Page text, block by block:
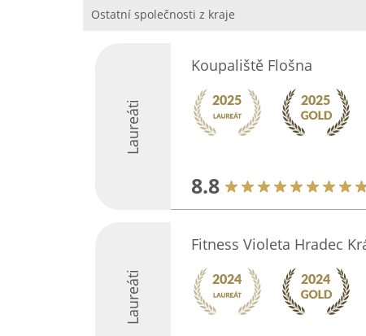
Ostatní společnosti z kraje
Laureáti
Koupaliště Flošna
8.8
Laureáti
Fitness Violeta Hradec